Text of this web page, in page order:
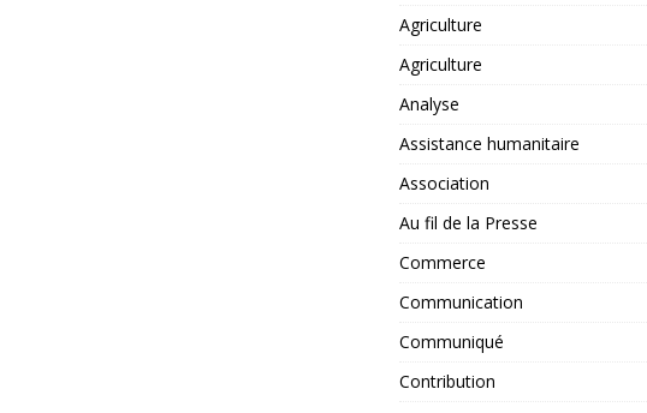
Agriculture
Agriculture
Analyse
Assistance humanitaire
Association
Au fil de la Presse
Commerce
Communication
Communiqué
Contribution